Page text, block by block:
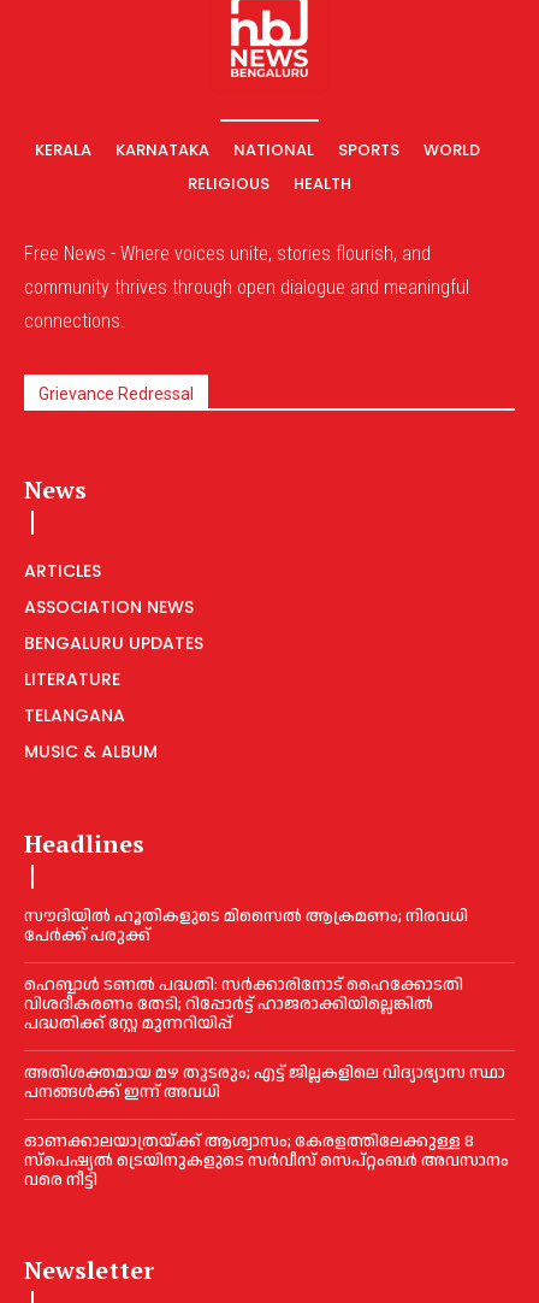
KERALA KARNATAKA NATIONAL SPORTS
WORLD
RELIGIOUS
HEALTH
Free News - Where voices unite, stories flourish, and
community thrives through open dialogue and meaningful
connections.
Grievance Redressal
News
ARTICLES
ASSOCIATION NEWS
BENGALURU UPDATES
LITERATURE
TELANGANA
MUSIC & ALBUM
Headlines
സൗദിയിൽ ഹൂതികളുടെ മിസൈൽ ആക്രമണം; നിരവധി
പേർക്ക് പരുക്ക്
ഹെബ്ബാൾ ടണൽ പദ്ധതി: സർക്കാരിനോട് ഹൈക്കോടതി
വിശദീകരണം തേടി; റിപ്പോർട്ട് ഹാജരാക്കിയില്ലെങ്കിൽ
പദ്ധതിക്ക് സ്റ്റേ മുന്നറിയിപ്പ്
അതിശക്തമായ മഴ തുടരും; എട്ട് ജി​ല്ല​ക​ളി​ലെ വി​ദ്യാ​ഭ്യാ​സ സ്ഥാ​
പ​ന​ങ്ങ​ൾ​ക്ക് ഇ​ന്ന് അ​വ​ധി
ഓണക്കാലയാത്രയ്ക്ക് ആശ്വാസം; കേരളത്തിലേക്കുള്ള 8
സ്പെഷ്യൽ ട്രെയിനുകളുടെ സർവീസ് സെപ്റ്റംബർ അവസാനം
വരെ നീട്ടി
Newsletter